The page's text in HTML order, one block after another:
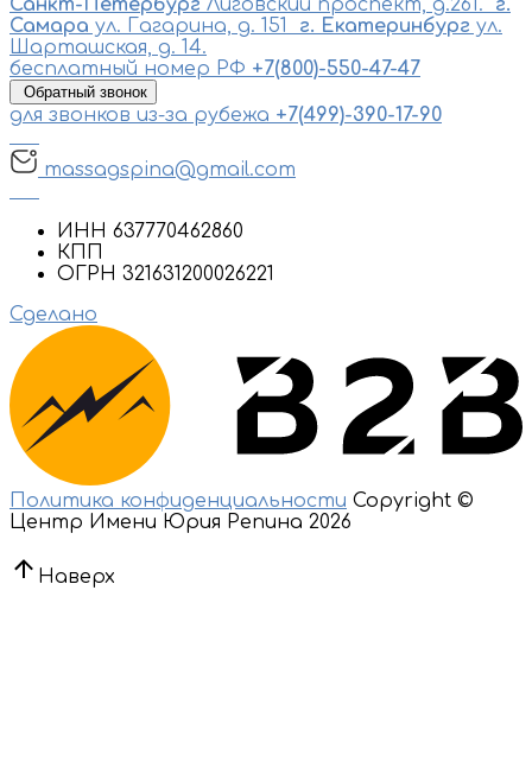
Санкт-Петербург Лиговский проспект, д.261.
г.
Самара ул. Гагарина, д. 151 г. Екатеринбург ул.
Шарташская, д. 14.
бесплатный номер РФ +7(800)-550-47-47
Обратный звонок
для звонков из-за рубежа +7(499)-390-17-90
massagspina@gmail.com
ИНН 637770462860
КПП
ОГРН 321631200026221
Сделано
Политика конфиденциальности Copyright ©
Центр Имени Юрия Репина 2026
Наверх